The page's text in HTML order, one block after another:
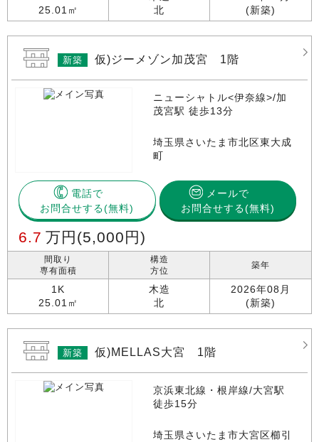
25.01㎡
北
(新築)
新築 仮)ジーメゾン加茂宮 1階
ニューシャトル<伊奈線>/加
茂宮駅 徒歩13分
埼玉県さいたま市北区東大成
町
電話で
お問合せする
メールで
お問合せする(無料)
6.7 万円 (5,000円)
間取り
専有面積
1K
25.01㎡
構造
方位
木造
北
築年
2026年08月
(新築)
新築 仮)MELLAS大宮 1階
京浜東北線・根岸線/大宮駅
徒歩15分
埼玉県さいたま市大宮区櫛引